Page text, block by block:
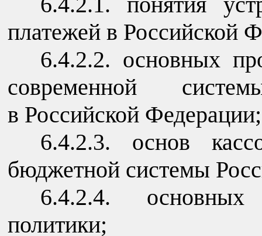
платежей в Российской
6.4.2.2. основных
современной
в Российской Федерации;
6.4.2.3. основ
бюджетной системы
6.4.2.4. основных
политики;